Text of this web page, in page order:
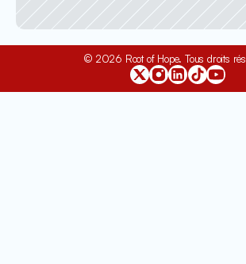
© 2026 Root of Hope. Tous droits